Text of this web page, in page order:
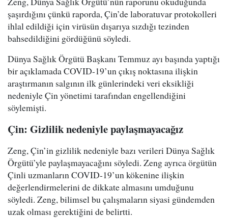
şaşırdığını çünkü raporda, Çin’de laboratuvar protokolleri
ihlal edildiği için virüsün dışarıya sızdığı tezinden
bahsedildiğini gördüğünü söyledi.
Dünya Sağlık Örgütü Başkanı Temmuz ayı başında yaptığı
bir açıklamada COVID-19’un çıkış noktasına ilişkin
araştırmanın salgının ilk günlerindeki veri eksikliği
nedeniyle Çin yönetimi tarafından engellendiğini
söylemişti.
Çin: Gizlilik nedeniyle paylaşmayacağız
Zeng, Çin’in gizlilik nedeniyle bazı verileri Dünya Sağlık
Örgütü’yle paylaşmayacağını söyledi. Zeng ayrıca örgütün
Çinli uzmanların COVID-19’un kökenine ilişkin
değerlendirmelerini de dikkate almasını umduğunu
söyledi. Zeng, bilimsel bu çalışmaların siyasi gündemden
uzak olması gerektiğini de belirtti.